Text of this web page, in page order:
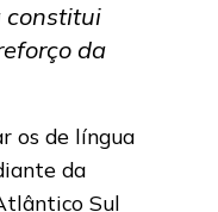
constitui
da
os de língua
da
Sul